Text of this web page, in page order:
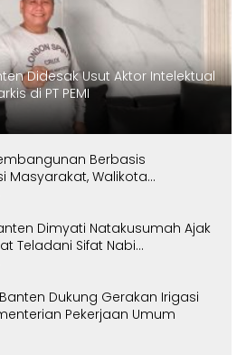
Didesak Usut Aktor Intelektual
di PT PEMI
Berbasis
Masyarakat, Walikota
Raih LPM Award 2026
Dimyati Natakusumah Ajak
Teladani Sifat Nabi
Dukung Gerakan Irigasi
Pekerjaan Umum